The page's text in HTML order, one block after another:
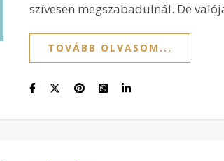
szívesen megszabadulnál. De
TOVÁBB OLVASOM...